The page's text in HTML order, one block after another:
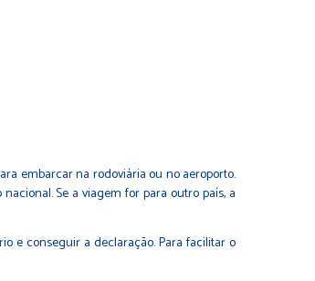
embarcar na rodoviária ou no aeroporto.
Se a viagem for para outro país, a
e conseguir a declaração. Para facilitar o